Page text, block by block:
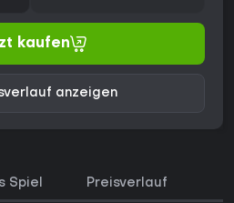
kaufen
anzeigen
Spiel Preisverlauf